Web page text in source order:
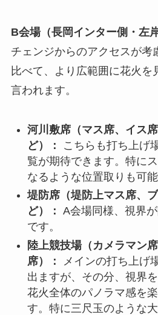
B会場（長岡インター側・左
チェンジからのアクセスが考
比べて、より広範囲に花火を
言われます。
河川敷席（マス席、イス
ど）：
こちらも打ち上げ
覧が期待できます。特に
なるような位置取りも可能
堤防席（堤防上マス席、
ど）： A会場同様、視界
です。
陸上競技場（カメラマン
席）：
メインの打ち上げ
出ますが、その分、視界
花火全体のパノラマ感を
す。特に三尺玉のような